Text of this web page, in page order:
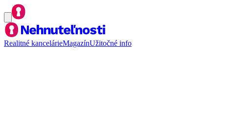
Realitné kancelárieMagazínUžitočné info